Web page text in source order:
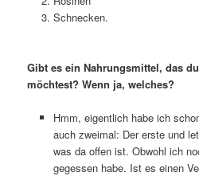
Schnecken.
Gibt es ein Nahrungsmittel, das
möchtest? Wenn ja, welches?
Hmm, eigentlich habe ich
auch zweimal: Der erste und
was da offen ist. Obwohl ich
gegessen habe. Ist es einen